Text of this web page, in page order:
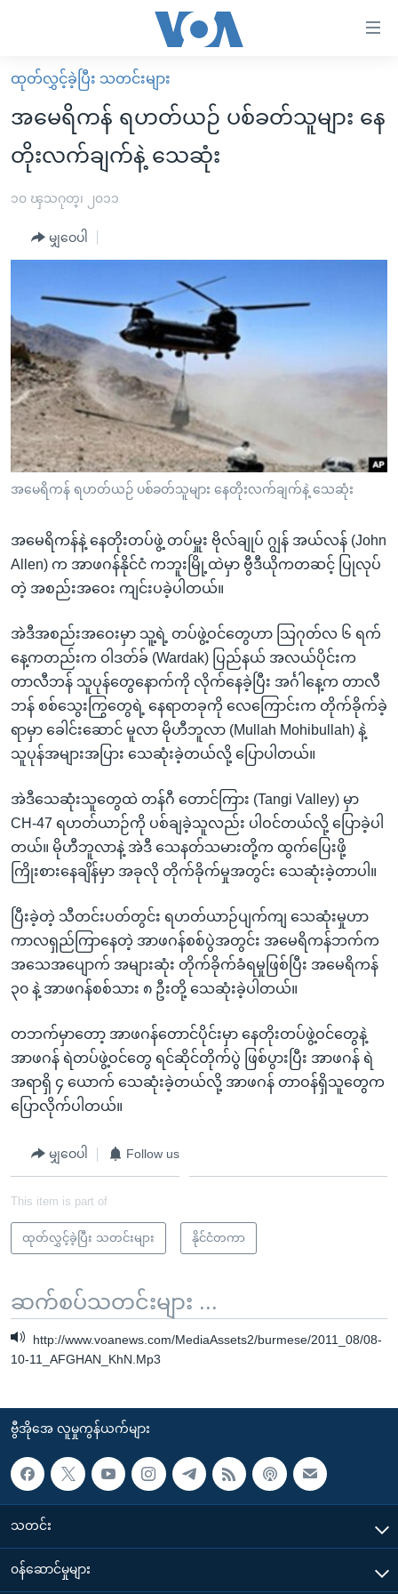
လွယ်ကူ
စေ
သည့်
Link
များ
အကြောင်းအရာ
ကြည့်
ရန်
ပင်မ
အ
ညွန်း
စာမျက်နှာ
သို့
ရန်
ရှာဖွေ
ရန်
သို့
ကျော်
ရန်
မူလစာမျက်နှာ
မြန်မာ
ကမ္ဘာ့သတင်းများ
ရပ်ဝန်းတခု လမ်းတခု အလွန်
အမေရိကန်သုံးအီဒီယံ
မကြေးမုံရဲ့ အင်္ဂလိပ်စာ
ရုပ်ရှင်ထဲက အင်္ဂလိပ်စာ
သုတပဒေသာ အင်္ဂလိပ်စာ
အပတ်စဉ်ကဏ္ဍများ
ရေဒီယို
တီဗွီ
ရေဒီယိုနှင့်ရုပ်သံ အချက်အလက်များ
ရေဒီယို/တီဗွီအစီအစဉ်
Learning English
ဗွီအိုအေ လူမှုကွန်ယက်များ
ဘာသာစကားများ
ထုတ်လွှင့်ခဲ့ပြီး သတင်းများ
အမေရိကန် ရဟတ်ယဉ် ပစ်ခတ်သူများ နေ
တိုးလက်ချက်နဲ့ သေဆုံး
၁၀ ၾသဂုတ္၊ ၂၀၁၁
မျှဝေပါ
အမေရိကန် ရဟတ်ယဉ် ပစ်ခတ်သူများ နေတိုးလက်ချက်နဲ့ သေဆုံး
အမေရိကန်နဲ့ နေတိုးတပ်ဖွဲ့ တပ်မှူး ဗိုလ်ချုပ် ဂျွန် အယ်လန် (John
Allen) က အာဖဂန်နိုင်ငံ ကဘူးမြို့ထဲမှာ ဗွီဒီယိုကတဆင့် ပြုလုပ်
တဲ့ အစည်းအဝေး ကျင်းပခဲ့ပါတယ်။
အဲဒီအစည်းအဝေးမှာ သူ့ရဲ့ တပ်ဖွဲ့ဝင်တွေဟာ သြဂုတ်လ ၆ ရက်
နေ့ကတည်းက ဝါဒတ်ခ် (Wardak) ပြည်နယ် အလယ်ပိုင်းက
တာလီဘန် သူပုန်တွေနောက်ကို လိုက်နေခဲ့ပြီး အင်္ဂါနေ့က တာလီ
ဘန် စစ်သွေးကြွတွေရဲ့ နေရာတခုကို လေကြောင်းက တိုက်ခိုက်ခဲ့
ရာမှာ ခေါင်းဆောင် မူလာ မိုဟီဘူလာ (Mullah Mohibullah) နဲ့
သူပုန်အများအပြား သေဆုံးခဲ့တယ်လို့ ပြောပါတယ်။
အဲဒီသေဆုံးသူတွေထဲ တန်ဂီ တောင်ကြား (Tangi Valley) မှာ
CH-47 ရဟတ်ယာဉ်ကို ပစ်ချခဲ့သူလည်း ပါဝင်တယ်လို့ ပြောခဲ့ပါ
တယ်။ မိုဟီဘူလာနဲ့ အဲဒီ သေနတ်သမားတို့က ထွက်ပြေးဖို့
ကြိုးစားနေချိန်မှာ အခုလို တိုက်ခိုက်မှုအတွင်း သေဆုံးခဲ့တာပါ။
ပြီးခဲ့တဲ့ သီတင်းပတ်တွင်း ရဟတ်ယာဉ်ပျက်ကျ သေဆုံးမှုဟာ
ကာလရှည်ကြာနေတဲ့ အာဖဂန်စစ်ပွဲအတွင်း အမေရိကန်ဘက်က
အသေအပျောက် အများဆုံး တိုက်ခိုက်ခံရမှုဖြစ်ပြီး အမေရိကန်
၃၀ နဲ့ အာဖဂန်စစ်သား ၈ ဦးတို့ သေဆုံးခဲ့ပါတယ်။
တဘက်မှာတော့ အာဖဂန်တောင်ပိုင်းမှာ နေတိုးတပ်ဖွဲ့ဝင်တွေနဲ့
အာဖဂန် ရဲတပ်ဖွဲ့ဝင်တွေ ရင်ဆိုင်တိုက်ပွဲ ဖြစ်ပွားပြီး အာဖဂန် ရဲ
အရာရှိ ၄ ယောက် သေဆုံးခဲ့တယ်လို့ အာဖဂန် တာဝန်ရှိသူတွေက
ပြောလိုက်ပါတယ်။
မျှဝေပါ Follow us
This item is part of
ထုတ်လွှင့်ခဲ့ပြီး သတင်းများ နိုင်ငံတကာ
ဆက်စပ်သတင်းများ ...
http://www.voanews.com/MediaAssets2/burmese/2011_08/08-
10-11_AFGHAN_KhN.Mp3
ဗွီအိုအေ လူမှုကွန်ယက်များ
သတင်း
၀န်ဆောင်မှုများ